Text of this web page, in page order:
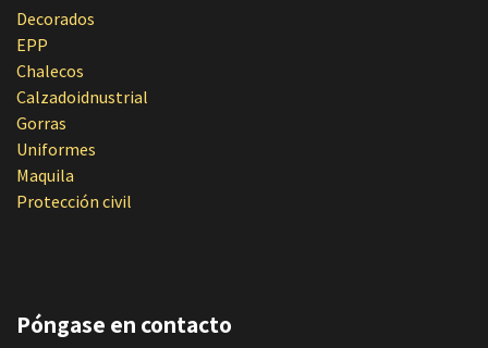
Decorados
EPP
Chalecos
Calzadoidnustrial
Gorras
Uniformes
Maquila
Protección civil
Póngase en contacto